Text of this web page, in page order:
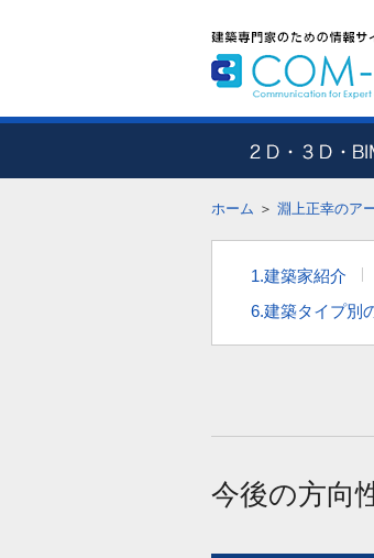
ホーム ＞ 淵上正幸のア
1.建築家紹介
6.建築タイプ別
今後の方向